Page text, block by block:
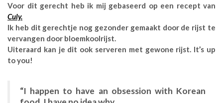
Voor dit gerecht heb ik mij gebaseerd op een recept van
Culy.
Ik heb dit gerechtje nog gezonder gemaakt door de rijst te
vervangen door bloemkoolrijst.
Uiteraard kan je dit ook serveren met gewone rijst. It’s up
to you!
“I happen to have an obsession with Korean